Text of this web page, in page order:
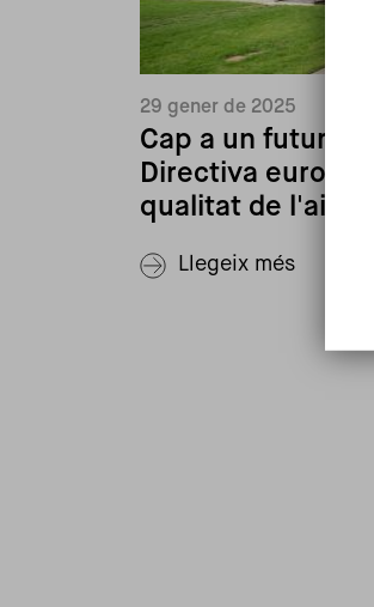
29 gener de 2025
Cap a un futur
Directiva europea
qualitat de l'aire
Llegeix més